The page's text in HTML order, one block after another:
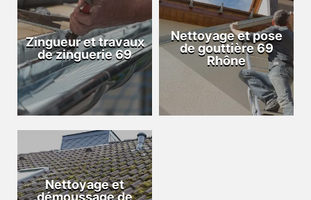
Zingueur et travaux
de zinguerie 69
Nettoyage et pose
de gouttière 69
Rhône
Nettoyage et
démoussage de